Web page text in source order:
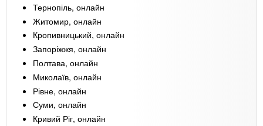
Тернопіль, онлайн
Житомир, онлайн
Кропивницький, онлайн
Запоріжжя, онлайн
Полтава, онлайн
Миколаїв, онлайн
Рівне, онлайн
Суми, онлайн
Кривий Ріг, онлайн